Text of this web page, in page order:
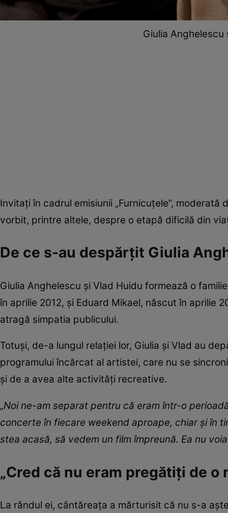
Giulia
Invitați în cadrul emisiunii „Furnicuțele”, moderată
vorbit, printre altele, despre o etapă dificilă din
De ce s-au despărțit Giulia
Giulia Anghelescu și Vlad Huidu formează o
în aprilie 2012, și Eduard Mikael, născut în aprilie
atragă simpatia publicului.
Totuși, de-a lungul relației lor, Giulia și Vlad au
programului încărcat al artistei, care nu se
și de a avea alte activități recreative.
„Noi ne-am separat pentru că eram într-o
concerte în fiecare weekend aproape, chiar și în
stea acasă, să vedem un film împreună. Ea nu
„Cred că nu eram pregătiți de o
La rândul ei, cântăreața a mărturisit că nu s-a